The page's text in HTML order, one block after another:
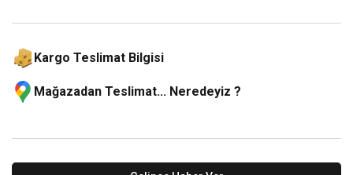
Kargo Teslimat Bilgisi
Mağazadan Teslimat... Neredeyiz ?